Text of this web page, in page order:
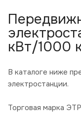
кВт/1000
В каталоге ниже
электростанции.
Торговая марка